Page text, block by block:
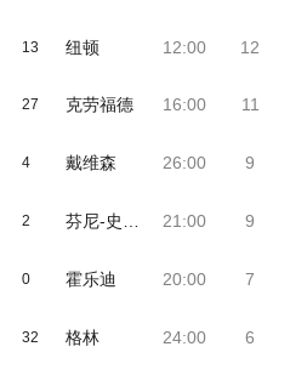
13 纽顿
27 克劳福德
4 戴维森
2
0 霍乐迪
32 格林
12:00
16:00
26:00
21:00
20:00
24:00
12
11
9
9
7
6